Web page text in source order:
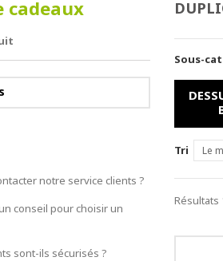
cadeaux
notre service clients ?
conseil pour choisir un
sont-ils sécurisés ?
Sous-
Tri Le
Résultats